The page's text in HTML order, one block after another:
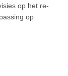
op het re-
op